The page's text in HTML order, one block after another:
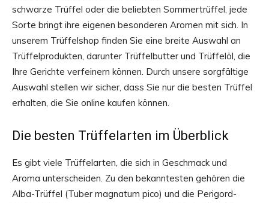
schwarze Trüffel oder die beliebten Sommertrüffel, jede
Sorte bringt ihre eigenen besonderen Aromen mit sich. In
unserem Trüffelshop finden Sie eine breite Auswahl an
Trüffelprodukten, darunter Trüffelbutter und Trüffelöl, die
Ihre Gerichte verfeinern können. Durch unsere sorgfältige
Auswahl stellen wir sicher, dass Sie nur die besten Trüffel
erhalten, die Sie online kaufen können.
Die besten Trüffelarten im Überblick
Es gibt viele Trüffelarten, die sich in Geschmack und
Aroma unterscheiden. Zu den bekanntesten gehören die
Alba-Trüffel (Tuber magnatum pico) und die Perigord-